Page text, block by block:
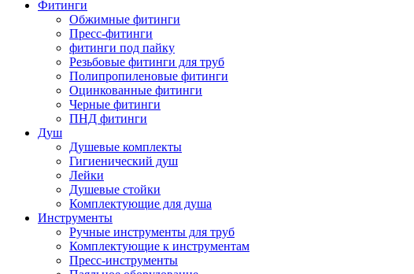
Фитинги
Обжимные фитинги
Пресс-фитинги
фитинги под пайку
Резьбовые фитинги для труб
Полипропиленовые фитинги
Оцинкованные фитинги
Черные фитинги
ПНД фитинги
Душ
Душевые комплекты
Гигиенический душ
Лейки
Душевые стойки
Комплектующие для душа
Инструменты
Ручные инструменты для труб
Комплектующие к инструментам
Пресс-инструменты